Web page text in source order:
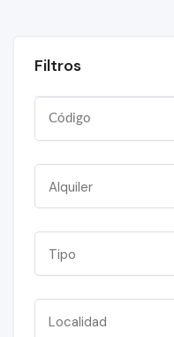
Filtros
Alquiler
Tipo
Localidad